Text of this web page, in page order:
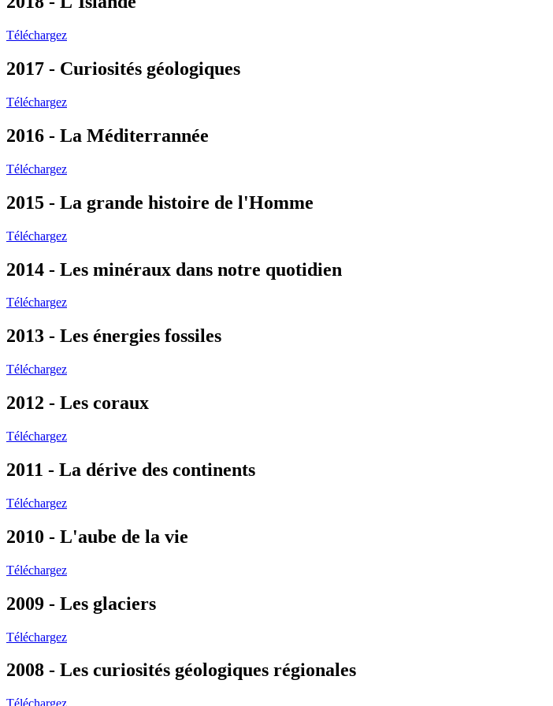
Téléchargez
2017 - Curiosités géologiques
Téléchargez
2016 - La Méditerrannée
Téléchargez
2015 - La grande histoire de l'Homme
Téléchargez
2014 - Les minéraux dans notre quotidien
Téléchargez
2013 - Les énergies fossiles
Téléchargez
2012 - Les coraux
Téléchargez
2011 - La dérive des continents
Téléchargez
2010 - L'aube de la vie
Téléchargez
2009 - Les glaciers
Téléchargez
2008 - Les curiosités géologiques régionales